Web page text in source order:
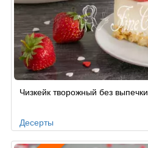
поЧизкейк творожный без выпечки
Десерты